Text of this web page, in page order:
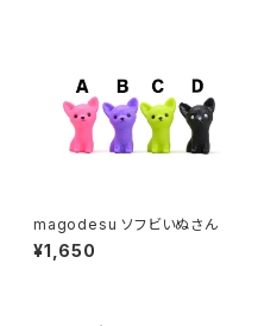
magodesu ソフビいぬさん
¥1,650